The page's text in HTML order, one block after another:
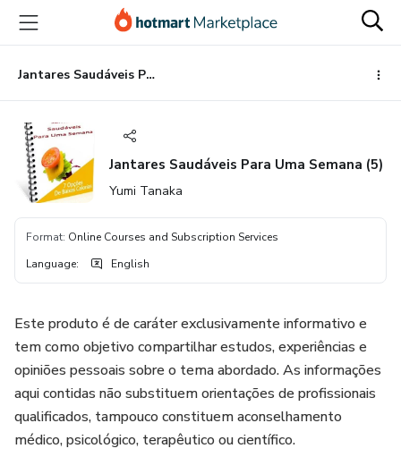
main
content
Jantares Saudáveis Para Uma Semana (5)
Jantares Saudáveis Para Uma Semana (5)
Yumi Tanaka
Format: Online Courses and Subscription Services
Language: English
Este produto é de caráter exclusivamente informativo e
tem como objetivo compartilhar estudos, experiências e
opiniões pessoais sobre o tema abordado. As informações
aqui contidas não substituem orientações de profissionais
qualificados, tampouco constituem aconselhamento
médico, psicológico, terapêutico ou científico.